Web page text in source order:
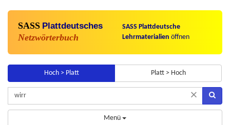
SASS Plattdeutsches
Netzwörterbuch
SASS Plattdeutsche
Lehrmaterialien öffnen
Hoch > Platt Platt > Hoch
×
Menü